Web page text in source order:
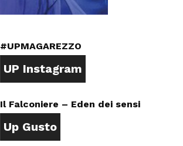
#UPMAGAREZZO
UP Instagram
Il Falconiere – Eden dei sensi
Up Gusto